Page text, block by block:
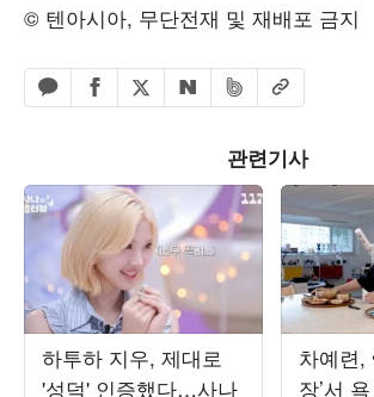
© 텐아시아, 무단전재 및 재배포 금지
카카오톡 공유하기
페이스북 공유하기
엑스 공유하기
네이버 공유하기
밴드 공유하기
URL복사
관련기사
하투하 지우, 제대로
'성덕' 인증했다…사나
차예련,
장’서